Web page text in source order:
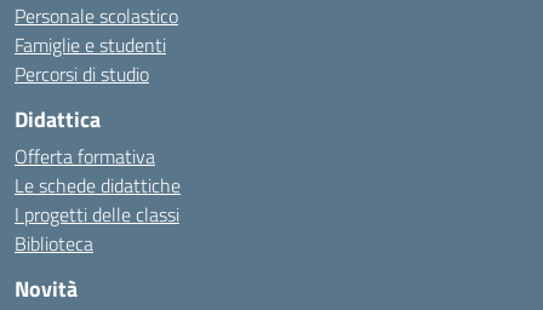
Personale scolastico
Famiglie e studenti
Percorsi di studio
Didattica
Offerta formativa
Le schede didattiche
I progetti delle classi
Biblioteca
Novità